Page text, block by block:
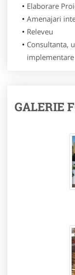
Elaborare
Amenajari
Releveu
Consultanta,
implementare
GALERIE